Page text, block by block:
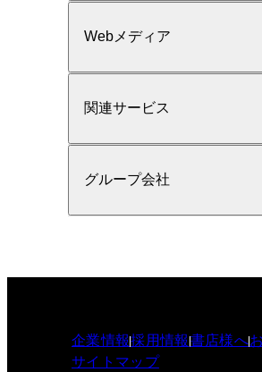
Webメディア
関連サービス
グループ会社
企業情報採用情報書店様へ
サイトマップ